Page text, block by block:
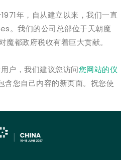
年，自从建立以来，我们一直
。我们的公司总部位于天朝魔
魔都政府税收有着巨大贡献。
户，我们建议您访问您网站的仪
含您自己内容的新页面。祝您使